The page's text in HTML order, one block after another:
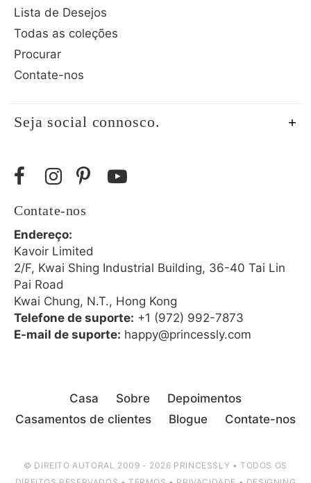
Lista de Desejos
Todas as coleções
Procurar
Contate-nos
Seja social connosco.
Contate-nos
Endereço:
Kavoir Limited
2/F, Kwai Shing Industrial Building, 36-40 Tai Lin
Pai Road
Kwai Chung, N.T., Hong Kong
Telefone de suporte: +1 (972) 992-7873
E-mail de suporte: happy@princessly.com
Casa Sobre
Depoimentos
Casamentos de clientes
Blogue Contate-nos
© DIREITO AUTORAL 2009 - 2026 PRINCESSLY • TODOS OS